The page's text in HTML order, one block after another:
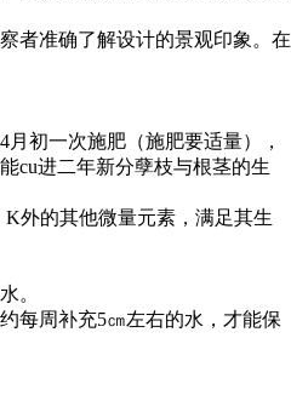
者准确了解设计的景观印象。在
初一次施肥（施肥要适量），
能cu进二年新分孽枝与根茎的生
的其他微量元素，满足其生
。
约每周补充5㎝左右的水，才能保